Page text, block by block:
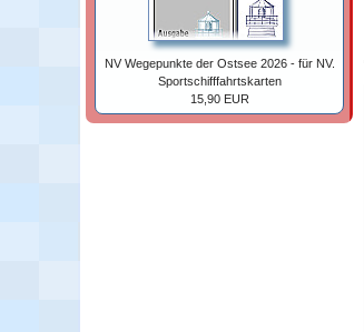
NV Wegepunkte der Ostsee 2026 - für NV.
Sportschifffahrtskarten
15,90 EUR